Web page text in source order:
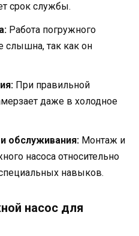
срок службы.
Работа погружного
слышна, так как он
При правильной
даже в холодное
обслуживания: Монтаж и
насоса относительно
навыков.
насос для